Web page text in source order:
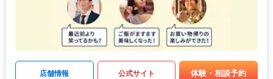
店舗情報 公式サイト 体験・相談予約